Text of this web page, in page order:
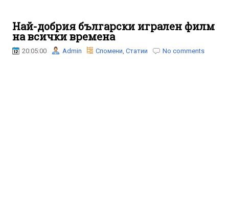
Най-добрия български игрален филм
на всички времена
20:05:00 Admin Спомени, Статии No comments